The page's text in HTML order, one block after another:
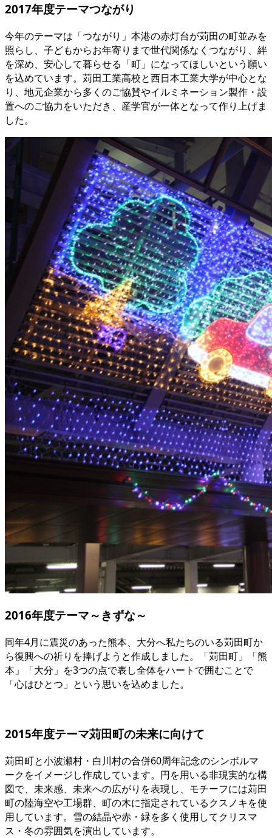
2017年度テーマつながり
今年のテーマは「つながり」本港の赤灯台が苅田の町並みを
照らし、子どもからお年寄りまで世代関係なくつながり、絆
を深め、安心して暮らせる「町」になってほしいという願い
を込めています。苅田工業高校と西日本工業大学が中心とな
り、地元企業から多くのご協賛やイルミネーション製作・設
置へのご協力をいただき、産学官が一体となって作り上げま
した。
2016年度テーマ ～きずな～
同年4月に震災のあった熊本、大分へ私たちのいる苅田町か
ら復興への祈りを捧げようと作成しました。「苅田町」「熊
本」「大分」を3つの点で表し全体をハートで囲むことで
「心はひとつ」という思いを込めました。
2015年度テーマ苅田町の未来に向けて
苅田町と小波瀬村・白川村の合併60周年記念のシンボルマ
ークをイメージし作成しています。円を用いる非現実的な構
図で、未来感、未来への広がりを表現し、モチーフには苅田
町の陸海空や工場群、町の木に指定されているクスノキを使
用しています。雪の結晶や赤・緑を多く使用してクリスマ
ス・冬の雰囲気を演出しています。